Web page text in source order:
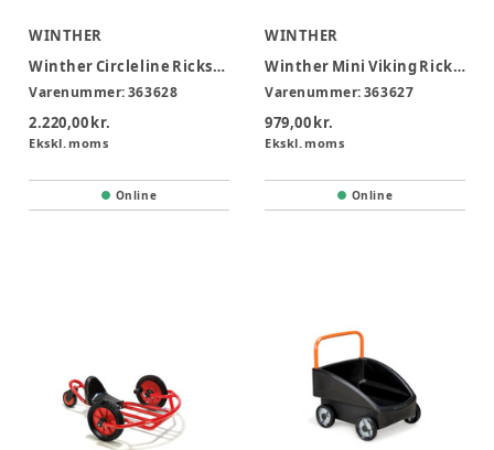
WINTHER
Winther Circleline Rickshaw 4-12 år
Varenummer:363628
2.220,00 kr.
Ekskl. moms
Online
WINTHER
Winther Mini Viking Rickshaw 2-4 år
Varenummer:363627
979,00 kr.
Ekskl. moms
Online